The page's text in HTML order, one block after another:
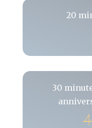
20
30